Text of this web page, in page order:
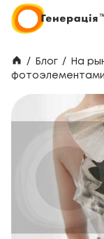
/ Блог /
На
фотоэлементами